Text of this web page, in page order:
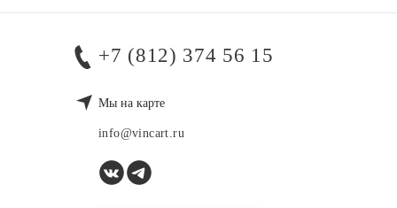
+7 (812) 374 56 15
Мы на карте
info@vincart.ru